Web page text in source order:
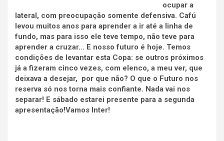
ocupar a
lateral, com preocupação somente defensiva. Cafú
levou muitos anos para aprender a ir até a linha de
fundo, mas para isso ele teve tempo, não teve para
aprender a cruzar… E nosso futuro é hoje. Temos
condições de levantar esta Copa: se outros próximos
já a fizeram cinco vezes, com elenco, a meu ver, que
deixava a desejar, por que não? O que o Futuro nos
reserva só nos torna mais confiante. Nada vai nos
separar! E sábado estarei presente para a segunda
apresentação!Vamos Inter!